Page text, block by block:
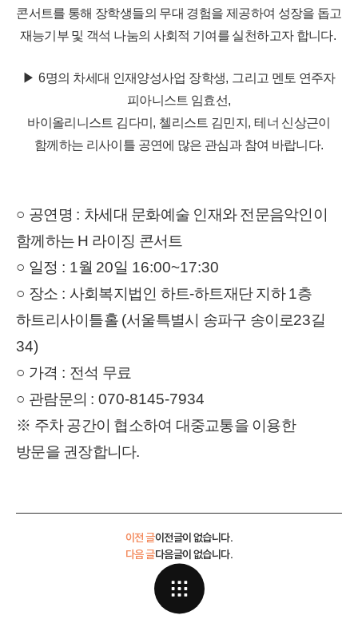
콘서트를 통해 장학생들의 무대 경험을 제공하여 성장을 돕고
재능기부 및 객석 나눔의 사회적 기여를 실천하고자 합니다.
▶6명의 차세대 인재양성사업 장학생, 그리고 멘토 연주자
피아니스트 임효선,
바이올리니스트 김다미 , 첼리스트 김민지 ,테너 신상근이
함께하는 리사이틀 공연에 많은 관심과 참여 바랍니다.
○ 공연명 : 차세대 문화예술 인재와 전문음악인이
함께하는 H 라이징 콘서트
○ 일정 : 1월 20일 16:00~17:30
○ 장소 : 사회복지법인 하트-하트재단 지하1층
하트리사이틀홀 (서울특별시 송파구 송이로23길
34)
○ 가격 : 전석 무료
○ 관람문의 : 070-8145-7934
※ 주차 공간이 협소하여 대중교통을 이용한
방문을 권장합니다.
이전 글이전글이 없습니다.
다음글이 없습니다.
다음 글